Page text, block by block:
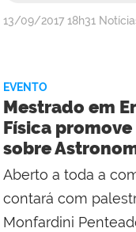
por
Reitoria
publicado
13/09/2017 18h31
EVENTO
Mestrado em
Física
sobre
Aberto a toda a
contará com
Monfardini